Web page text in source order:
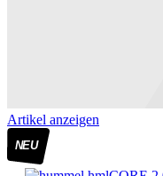
Artikel anzeigen
NEU